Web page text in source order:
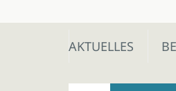
Skip
AKTUELLES